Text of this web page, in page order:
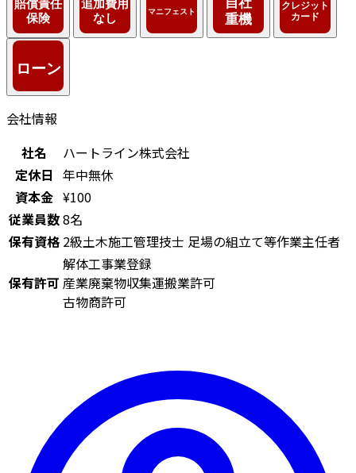
会社情報
社名
ハートライン株式会社
定休日 年中無休
資本金 ¥100
従業員数8名
保有資格 2級土木施工管理技士 足場の組立て等作業主任者
保有許可
解体工事業登録
産業廃棄物収集運搬業許可
古物商許可